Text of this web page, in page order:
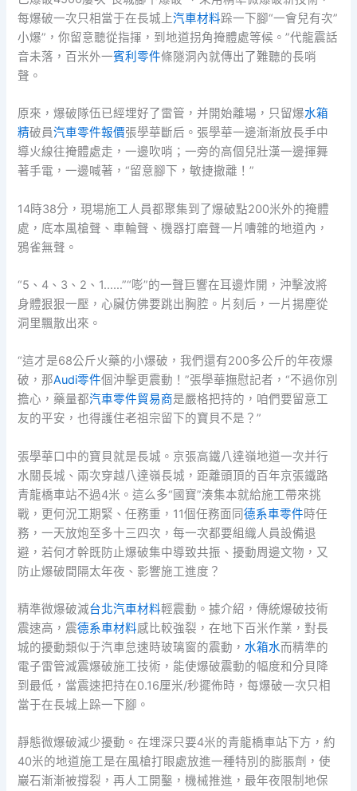
每爆破一次只相當于在長城上汽車材料跺一下腳“一會兒有次”
小爆”，你留意聽從指揮，到地道拐角掩體處等候。”代龍震話
音未落，百米外一賓利零件條隧洞內就傳出了難聽的長哨
聲。
原來，爆破隊伍已經埋好了雷管，并開始離場，只留爆水箱
精破員汽車零件報價張學華斷后。張學華一邊漸漸放長手中
導火線往掩體處走，一邊吹哨；一旁的高個兒壯漢一邊揮舞
著手電，一邊喊著，“留意腳下，敏捷撤離！”
14時38分，現場施工人員都聚集到了爆破點200米外的掩體
處，底本風槍聲、車輪聲、機器打磨聲一片嘈雜的地道內，
鴉雀無聲。
“5、4、3、2、1……”“嘭”的一聲巨響在耳邊炸開，沖擊波將
身體狠狠一壓，心臟仿佛要跳出胸腔。片刻后，一片揚塵從
洞里飄散出來。
“這才是68公斤火藥的小爆破，我們還有200多公斤的年夜爆
破，那Audi零件個沖擊更震動！”張學華撫慰記者，“不過你別
擔心，藥量都汽車零件貿易商是嚴格把持的，咱們要留意工
友的平安，也得護住老祖宗留下的寶貝不是？”
張學華口中的寶貝就是長城。京張高鐵八達嶺地道一次并行
水關長城、兩次穿越八達嶺長城，距離頭頂的百年京張鐵路
青龍橋車站不過4米。這么多“國寶”湊集本就給施工帶來挑
戰，更何況工期緊、任務重，11個任務面同德系車零件時任
務，一天放炮至多十三四次，每一次都要組織人員設備退
避，若何才幹既防止爆破集中導致共振、擾動周邊文物，又
防止爆破間隔太年夜、影響施工進度？
精準微爆破減台北汽車材料輕震動。據介紹，傳統爆破技術
震速高，震德系車材料感比較強裂，在地下百米作業，對長
城的擾動類似于汽車怠速時玻璃窗的震動，水箱水而精準的
電子雷管減震爆破施工技術，能使爆破震動的幅度和分貝降
到最低，當震速把持在0.16厘米/秒擺佈時，每爆破一次只相
當于在長城上跺一下腳。
靜態微爆破減少擾動。在埋深只要4米的青龍橋車站下方，約
40米的地道施工是在風槍打眼處放進一種特別的膨脹劑，使
巖石漸漸被撐裂，再人工開鑿，機械推進，最年夜限制地保